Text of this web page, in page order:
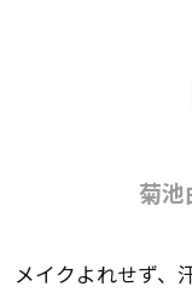
菊池
メイクよれせず、